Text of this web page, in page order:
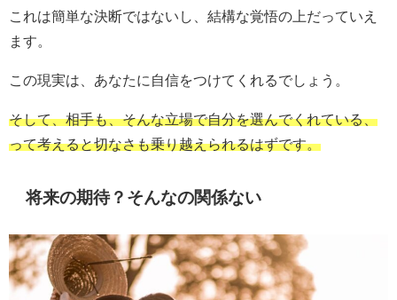
これは簡単な決断ではないし、結構な覚悟の上だっていえ
ます。
この現実は、あなたに自信をつけてくれるでしょう。
そして、相手も、そんな立場で自分を選んでくれている、
って考えると切なさも乗り越えられるはずです。
将来の期待？そんなの関係ない